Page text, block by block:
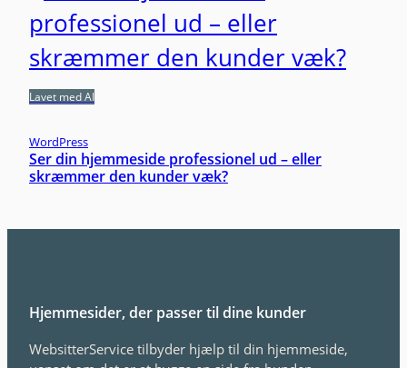
Lavet med AI
WordPress
Ser din hjemmeside professionel ud – eller
skræmmer den kunder væk?
Hjemmesider, der passer til dine kunder
WebsitterService tilbyder hjælp til din hjemmeside,